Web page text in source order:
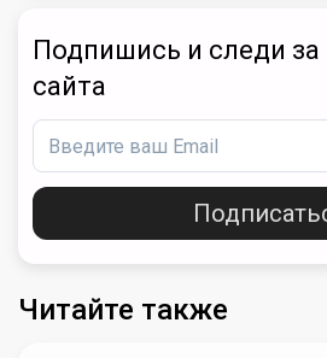
Подпишись и следи
сайта
Читайте также